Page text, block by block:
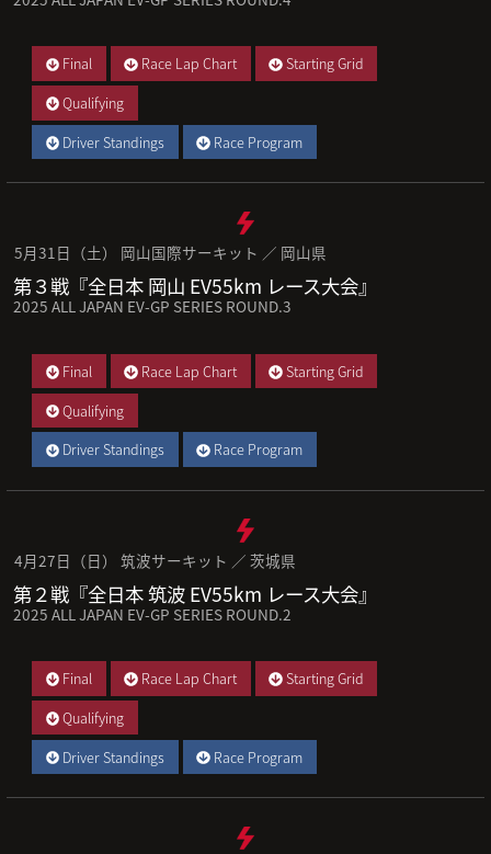
Final Race Lap Chart
Starting Grid
Qualifying
Driver Standings
Race Program
5月31日（土） 岡山国際サーキット ／ 岡山県
第３戦『全日本 岡山 EV55km レース大会』
2025 ALL JAPAN EV-GP SERIES ROUND.3
Final Race Lap Chart
Starting Grid
Qualifying
Driver Standings
Race Program
4月27日（日） 筑波サーキット ／ 茨城県
第２戦『全日本 筑波 EV55km レース大会』
2025 ALL JAPAN EV-GP SERIES ROUND.2
Final Race Lap Chart
Starting Grid
Qualifying
Driver Standings
Race Program